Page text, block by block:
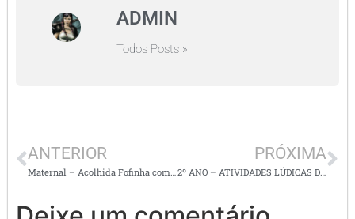
ADMIN
Todos Posts »
ANTERIOR PRÓXIMA
2º ANO – ATIVIDADES LÚDICAS DE L. PORTUGUESA PARA IMPRIMIR